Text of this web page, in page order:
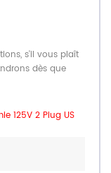
s'il vous plaît
dès que
125V 2 Plug US